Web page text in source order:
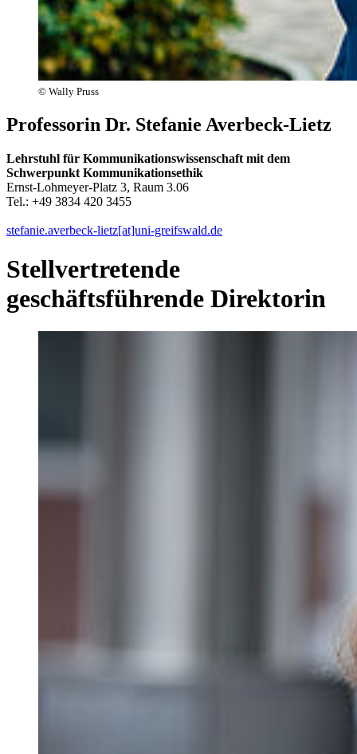
© Wally Pruss
Professorin Dr. Stefanie Averbeck-Lietz
Lehrstuhl für Kommunikationswissenschaft mit dem
Schwerpunkt Kommunikationsethik
Ernst-Lohmeyer-Platz 3, Raum 3.06
Tel.: +49 3834 420 3455
stefanie.averbeck-lietz[at]uni-greifswald.de
Stellvertretende
geschäftsführende Direktorin